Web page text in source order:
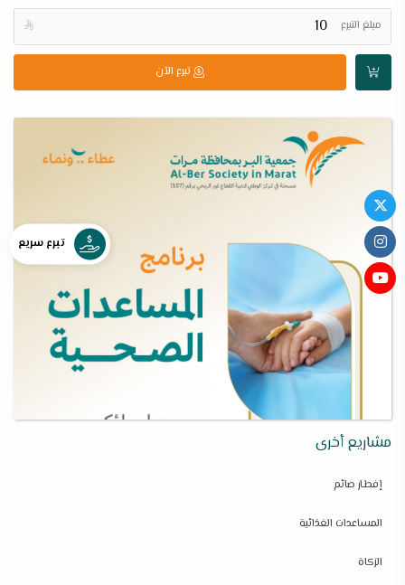
مبلغ التبرع 
تبرع الآن
مشاريع أخرى
إفطـار صائم
المساعدات الغذائية
الزكاة
تبرع سريع